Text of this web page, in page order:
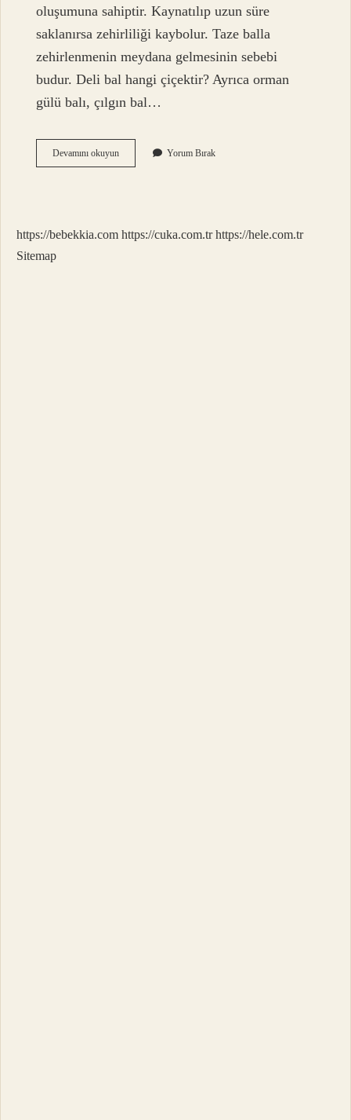
oluşumuna sahiptir. Kaynatılıp uzun süre
saklanırsa zehirliliği kaybolur. Taze balla
zehirlenmenin meydana gelmesinin sebebi
budur. Deli bal hangi çiçektir? Ayrıca orman
gülü balı, çılgın bal…
Devamını okuyunDeli
Bal
Yorum Bırak
https://bebekkia.com https://cuka.com.tr https://hele.com.tr
Sitemap